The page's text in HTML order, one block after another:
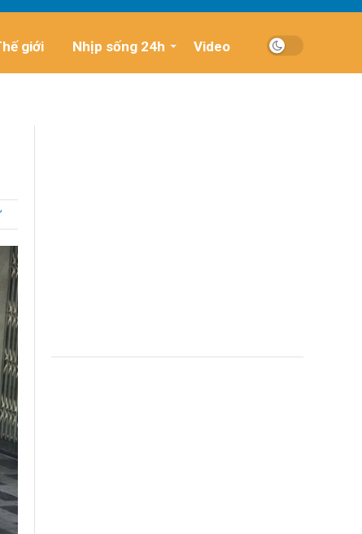
giới Nhịp sống 24h Video